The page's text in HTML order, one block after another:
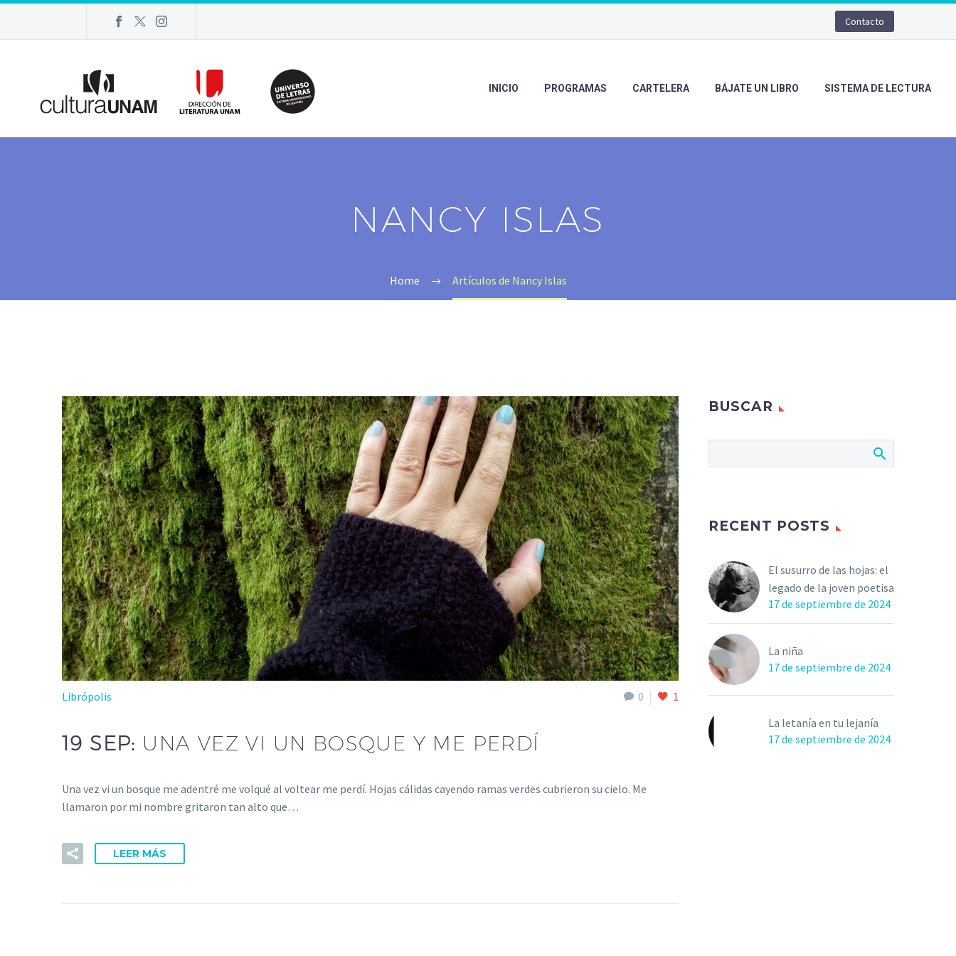
Contacto
INICIO PROGRAMAS CARTELERA BÁJATE UN LIBRO SISTEMA DE LECTURA
NANCY ISLAS
Home Artículos de Nancy Islas
0 1
Librópolis
19 SEP: UNA VEZ VI UN BOSQUE Y ME PERDÍ
Una vez vi un bosque me adentré me volqué al voltear me perdí. Hojas cálidas cayendo ramas verdes cubrieron su cielo. Me
llamaron por mi nombre gritaron tan alto que…
LEER MÁS
BUSCAR
RECENT POSTS
El susurro de las hojas: el
legado de la joven poetisa
17 de septiembre de 2024
La niña
17 de septiembre de 2024
La letanía en tu lejanía
17 de septiembre de 2024